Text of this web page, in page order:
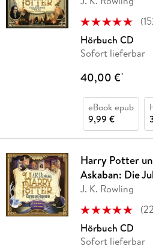
(
Hörbuch CD
Sofort lieferbar
40,00 €*
eBook epub
9,99 €
Harry Potter
Askaban: Die
J. K. Rowling
(
Hörbuch CD
Sofort lieferbar